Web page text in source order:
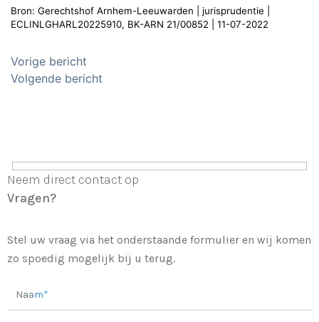
Bron: Gerechtshof Arnhem-Leeuwarden | jurisprudentie |
ECLINLGHARL20225910, BK-ARN 21/00852 | 11-07-2022
Bericht
navigatie
Vorige bericht
Volgende bericht
Neem direct contact op
Vragen?
Stel uw vraag via het onderstaande formulier en wij komen
zo spoedig mogelijk bij u terug.